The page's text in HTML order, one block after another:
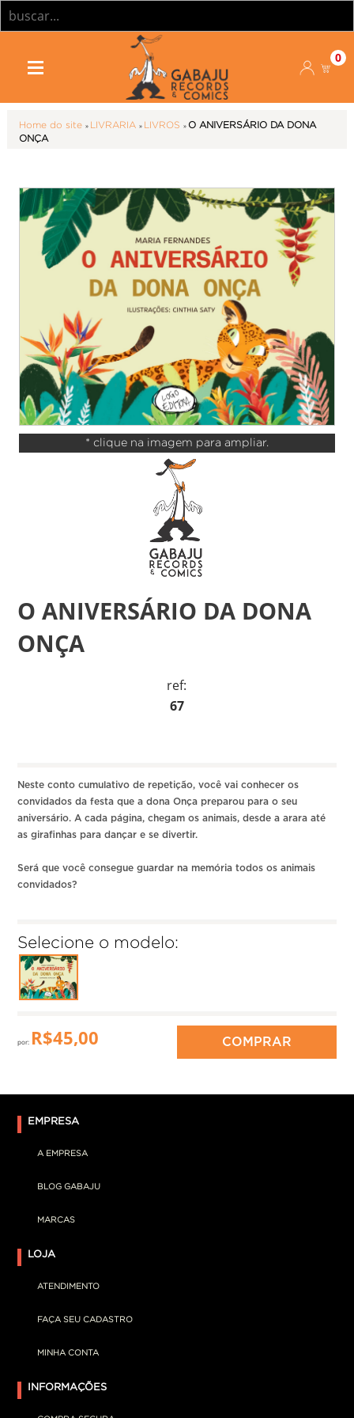
0
Home do site » LIVRARIA » LIVROS » O ANIVERSÁRIO DA DONA
ONÇA
* clique na imagem para ampliar.
O ANIVERSÁRIO DA DONA
ONÇA
ref:
67
Neste conto cumulativo de repetição, você vai conhecer os
convidados da festa que a dona Onça preparou para o seu
aniversário. A cada página, chegam os animais, desde a arara até
as girafinhas para dançar e se divertir.
Será que você consegue guardar na memória todos os animais
convidados?
Selecione o modelo:
por: R$45,00 COMPRAR
EMPRESA
A EMPRESA
BLOG GABAJU
MARCAS
LOJA
ATENDIMENTO
FAÇA SEU CADASTRO
MINHA CONTA
INFORMAÇÕES